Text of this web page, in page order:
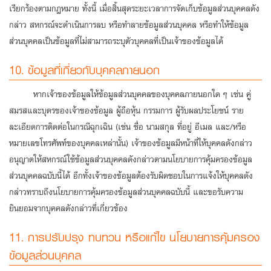
เรียกร้องตามกฎหมาย ทั้งนี้ เมื่อสิ้นสุดระยะเวลาการจัดเก็บข้อมูลส่วนบุคคลดัง
กล่าว สหกรณ์จะดำเนินการลบ หรือทำลายข้อมูลส่วนบุคคล หรือทำให้ข้อมูล
ส่วนบุคคลเป็นข้อมูลที่ไม่สามารถระบุตัวบุคคลที่เป็นเจ้าของข้อมูลได้
10. ข้อมูลที่เกี่ยวกับบุคคลภายนอก
หากเจ้าของข้อมูลให้ข้อมูลส่วนบุคคลของบุคคลภายนอกใด ๆ เช่น คู่
สมรสและบุตรของเจ้าของข้อมูล ผู้ถือหุ้น กรรมการ ผู้รับผลประโยชน์ ราย
ละเอียดการติดต่อในกรณีฉุกเฉิน (เช่น ชื่อ นามสกุล ที่อยู่ อีเมล และ/หรือ
หมายเลขโทรศัพท์ของบุคคลเหล่านั้น) เจ้าของข้อมูลมีหน้าที่ให้บุคคลดังกล่าว
อนุญาตให้สหกรณ์ใช้ข้อมูลส่วนบุคคลดังกล่าวตามนโยบายการคุ้มครองข้อมูล
ส่วนบุคคลฉบับนี้ได้ อีกทั้งเจ้าของข้อมูลต้องรับผิดชอบในการแจ้งให้บุคคลดัง
กล่าวทราบถึงนโยบายการคุ้มครองข้อมูลส่วนบุคคลฉบับนี้ และขอรับความ
ยินยอมจากบุคคลดังกล่าวที่เกี่ยวข้อง
11. การปรับปรุง ทบทวน หรือแก้ไข นโยบายการคุ้มครอง
ข้อมูลส่วนบุคคล